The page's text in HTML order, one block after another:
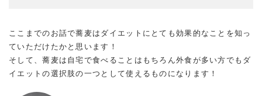
ここまでのお話で蕎麦はダイエットにとても効果的なことを知っ
ていただけたかと思います！
そして、蕎麦は自宅で食べることはもちろん外食が多い方でもダ
イエットの選択肢の一つとして使えるものになります！